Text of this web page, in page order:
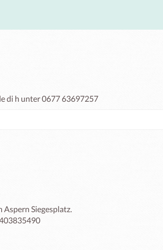
di h unter 0677 63697257
Aspern Siegesplatz.